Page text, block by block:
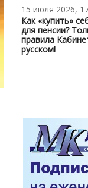
15 июля 2026,
Как «купить»
для пенсии?
правила
русском!